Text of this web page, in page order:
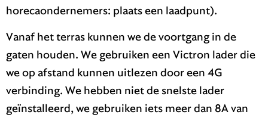
horecaondernemers: plaats een laadpunt).
Vanaf het terras kunnen we de voortgang in de
gaten houden. We gebruiken een Victron lader die
we op afstand kunnen uitlezen door een 4G
verbinding. We hebben niet de snelste lader
geïnstalleerd, we gebruiken iets meer dan 8A van